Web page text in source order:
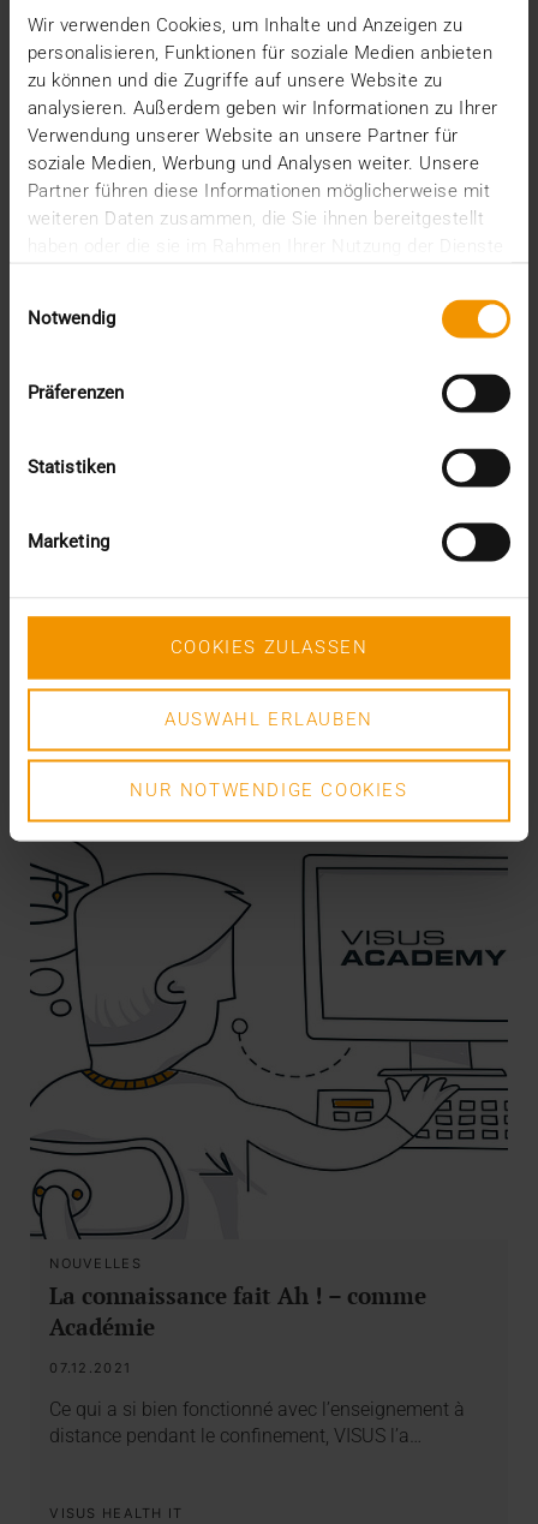
Wir verwenden Cookies, um Inhalte und Anzeigen zu
personalisieren, Funktionen für soziale Medien anbieten
zu können und die Zugriffe auf unsere Website zu
analysieren. Außerdem geben wir Informationen zu Ihrer
Verwendung unserer Website an unsere Partner für
soziale Medien, Werbung und Analysen weiter. Unsere
Partner führen diese Informationen möglicherweise mit
weiteren Daten zusammen, die Sie ihnen bereitgestellt
Notwendig
Präferenzen
Statistiken
Marketing
COOKIES ZULASSEN
AUSWAHL ERLAUBEN
NUR NOTWENDIGE COOKIES
COLONNE
13.01.2022
Pour moi, en tant qu’un des fondateurs et directeurs
NOUVELLES
La connaissance fait Ah ! – comme
Académie
07.12.2021
Ce qui a si bien fonctionné avec l’enseignement à
distance pendant le confinement, VISUS l’a…
VISUS HEALTH IT